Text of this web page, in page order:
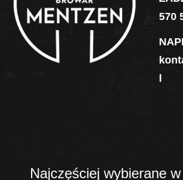
570
Najczęściej wybierane w